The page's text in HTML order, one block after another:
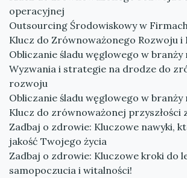
operacyjnej
Outsourcing Środowiskowy w
Klucz do Zrównoważonego Rozwoju i
Obliczanie śladu węglowego w branży
Wyzwania i strategie na drodze do
rozwoju
Obliczanie śladu węglowego w branży
Klucz do zrównoważonej przyszłości
Zadbaj o zdrowie: Kluczowe nawyki,
jakość Twojego życia
Zadbaj o zdrowie: Kluczowe kroki do
samopoczucia i witalności!